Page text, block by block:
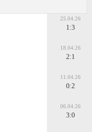
25.04.26
1:3
18.04.26
2:1
11.04.26
0:2
06.04.26
3:0